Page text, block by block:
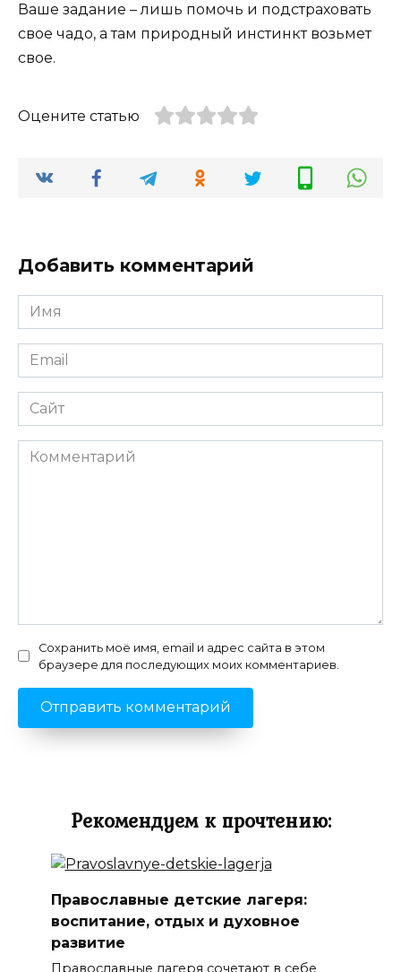
Ваше задание – лишь помочь и подстраховать
свое чадо, а там природный инстинкт возьмет
свое.
Оцените статью
Добавить комментарий
Имя
*
Email
*
Сайт
Комментарий
Сохранить моё имя, email и адрес сайта в этом
браузере для последующих моих комментариев.
Рекомендуем к прочтению:
Православные детские лагеря:
воспитание, отдых и духовное
развитие
Православные лагеря сочетают в себе